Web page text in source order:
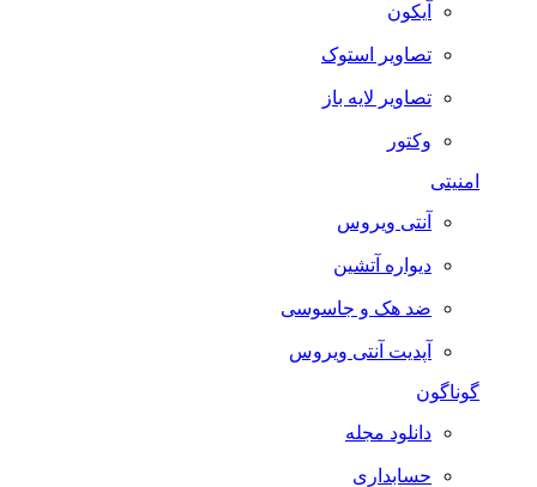
آیکون
تصاویر استوک
تصاویر لایه باز
وکتور
امنیتی
آنتی ویروس
دیواره آتشین
ضد هک و جاسوسی
آپدیت آنتی ویروس
گوناگون
دانلود مجله
حسابداری